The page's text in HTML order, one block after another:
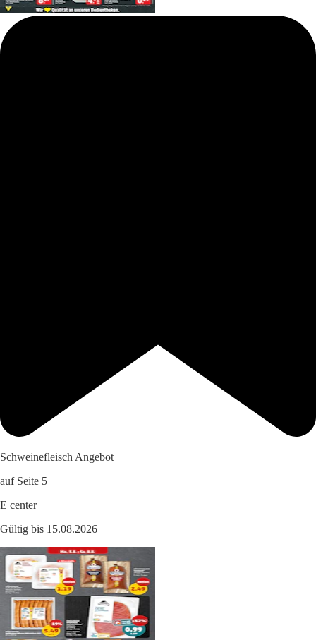
Schweinefleisch Angebot
auf Seite 5
E center
Gültig bis 15.08.2026